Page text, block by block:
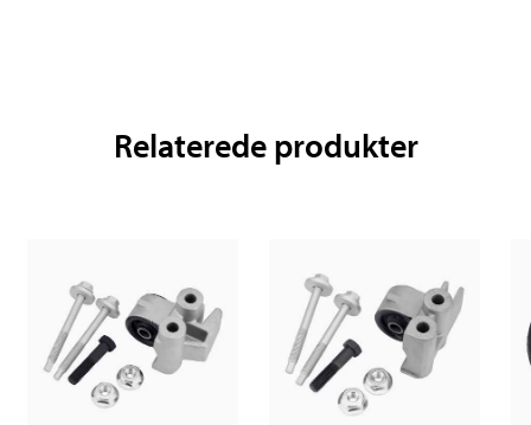
Relaterede produkter